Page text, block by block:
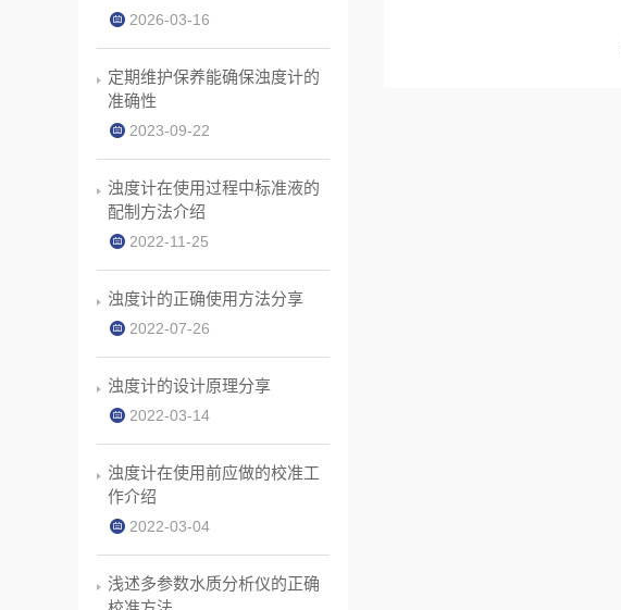
2026-03-16
定期维护保养能确保浊度计的
准确性
2023-09-22
浊度计在使用过程中标准液的
配制方法介绍
2022-11-25
浊度计的正确使用方法分享
2022-07-26
浊度计的设计原理分享
2022-03-14
浊度计在使用前应做的校准工
作介绍
2022-03-04
浅述多参数水质分析仪的正确